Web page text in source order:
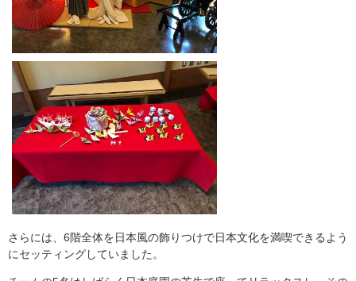
さらには、6階全体を日本風の飾りつけで日本文化を満喫できるよう
にセッティングしていました。